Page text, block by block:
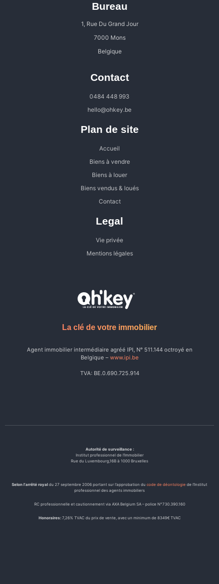
Bureau
1, Rue Du Grand Jour
7000 Mons
Belgique
Contact
0484 448 993
hello@ohkey.be
Plan de site
Accueil
Biens à vendre
Biens à louer
Biens vendus & loués
Contact
Legal
Vie privée
Mentions légales
La clé de votre immobilier
Agent immobilier intermédiaire agréé IPI, N° 511.144 octroyé en
Belgique – www.ipi.be
TVA: BE.0.690.725.914
Autorité de surveillance :
Institut professionnel de l’Immobilier
Rue du Luxembourg,16B à 1000 Bruxelles
Selon l’arrêté royal du 27 septembre 2006 portant sur l’approbation du code de déontologie de l’Institut
professionnel des agents immobiliers
RC professionnelle et cautionnement via AXA Belgium SA – police N°730.390.160
Honoraires:7,26% TVAC du prix de vente, avec un minimum de 8349€ TVAC